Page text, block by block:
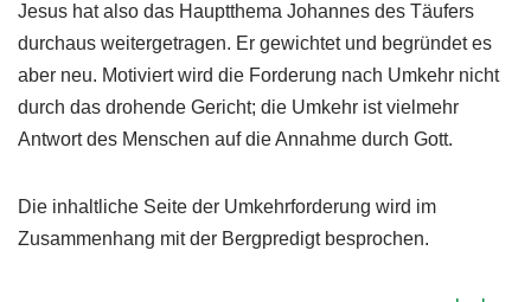
Jesus hat also das Hauptthema Johannes des Täufers
durchaus weitergetragen. Er gewichtet und begründet es
aber neu. Motiviert wird die Forderung nach Umkehr nicht
durch das drohende Gericht; die Umkehr ist vielmehr
Antwort des Menschen auf die Annahme durch Gott.
Die inhaltliche Seite der Umkehrforderung wird im
Zusammenhang mit der Bergpredigt besprochen.